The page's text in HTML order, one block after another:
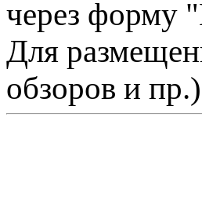
через форму
Для
обзоров и